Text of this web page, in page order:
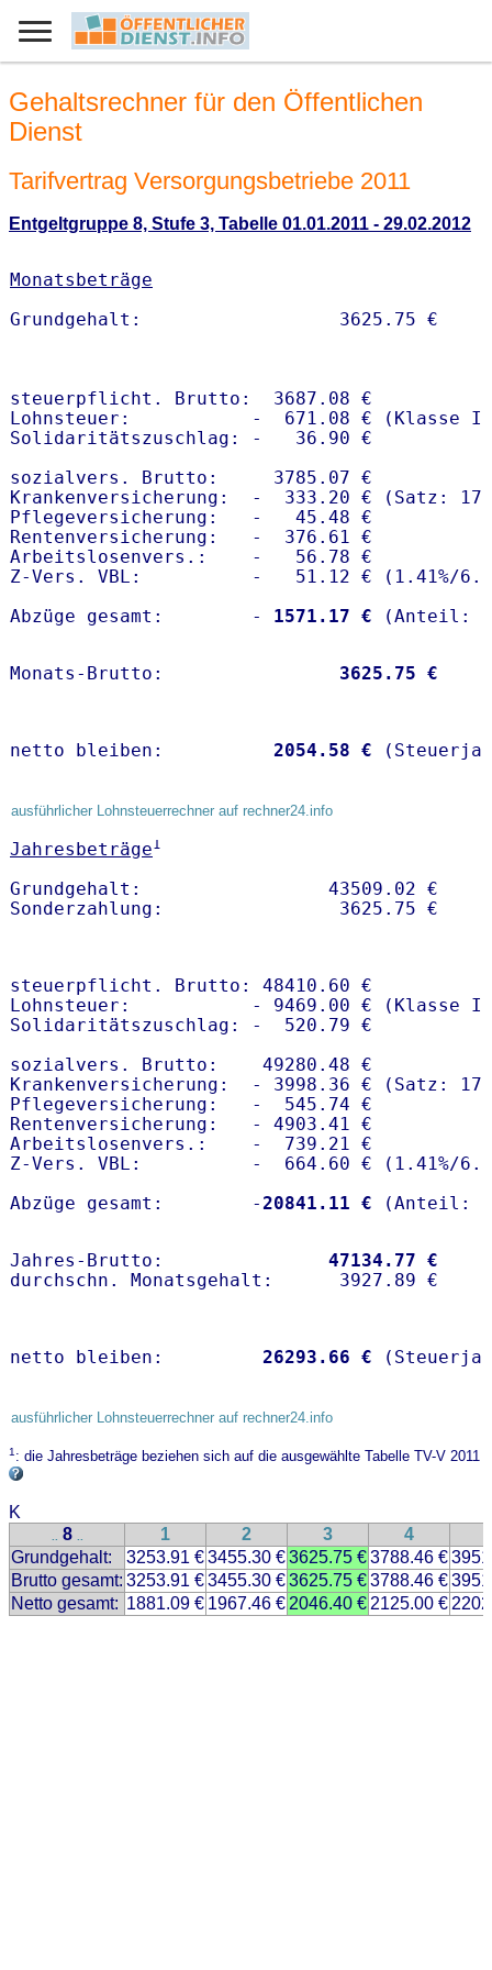
Gehaltsrechner für den Öffentlichen
Dienst
Tarifvertrag Versorgungsbetriebe 2011
Entgeltgruppe 8, Stufe 3, Tabelle 01.01.2011 - 29.02.2012
Monatsbeträge
steuerpflicht. Brutto:  3687.08 €
Lohnsteuer:           -  671.08 € (Klasse I)
Solidaritätszuschlag: -   36.90 €
sozialvers. Brutto:     3785.07 €
Krankenversicherung:  -  333.20 € (Satz:
Pflegeversicherung:   -   45.48 €
Rentenversicherung:   -  376.61 €
Arbeitslosenvers.:    -   56.78 €
Z-Vers. VBL:          -   51.12 € ( 1.41%/
Abzüge gesamt:        -
1571.17 €
Monats-Brutto: 3625.75 €
netto bleiben: 2054.58 €
ausführlicher Lohnsteuerrechner auf rechner24.info
Jahresbeträge1
Grundgehalt:                 43509.02 €
steuerpflicht. Brutto: 48410.60 €
Lohnsteuer:           - 9469.00 € (Klasse I)
Solidaritätszuschlag: -  520.79 €
sozialvers. Brutto:    49280.48 €
Krankenversicherung:  - 3998.36 € (Satz:
Pflegeversicherung:   -  545.74 €
Rentenversicherung:   - 4903.41 €
Arbeitslosenvers.:    -  739.21 €
Z-Vers. VBL:          -  664.60 € ( 1.41%/
Abzüge gesamt:        -20841.11 €
Jahres-Brutto: 47134.77 €
netto bleiben: 26293.66 €
ausführlicher Lohnsteuerrechner auf rechner24.info
1: die Jahresbeträge beziehen sich auf die ausgewählte Tabelle TV-V 2011
K
.. 8 .. 1 2 3 4
Grundgehalt:
3253.91 €3455.30 €3625.75 €3788.46 €
Brutto gesamt: 3253.91 €3455.30 €3625.75 €3788.46 €
Netto gesamt: 1881.09 € 1967.46 € 2046.40 € 2125.00 €